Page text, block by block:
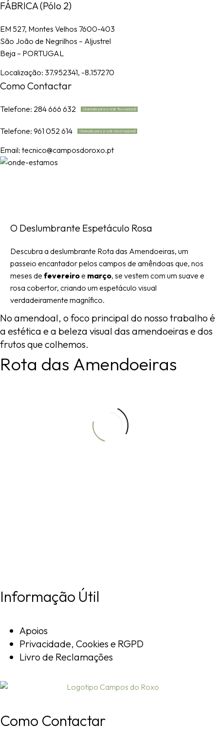
FÁBRICA (Pólo 2)
EM 527, Montes Velhos 7600-403
São João de Negrilhos – Aljustrel
Beja – PORTUGAL
Localização: 37.952341, -8.157270
Como Contactar
Telefone: 284 666 632 (chamada para a rede fixa nacional)
Telefone: 961 052 614 (chamada para a rede móvel nacional)
Email: tecnico@camposdoroxo.pt
No amendoal, o foco principal do nosso trabalho é
a estética ea beleza visual das amendoeiras edos
frutos quecolhemos.
Rota das Amendoeiras
O Deslumbrante Espetáculo Rosa
Descubra a deslumbrante Rota das Amendoeiras, um
passeio encantador pelos campos de amêndoas que, nos
meses de fevereiroe março, se vestem com um suave e
rosa cobertor, criando um espetáculo visual
verdadeiramente magnífico.
Informação Útil
Apoios
Privacidade, Cookies e RGPD
Livro de Reclamações
Como Contactar